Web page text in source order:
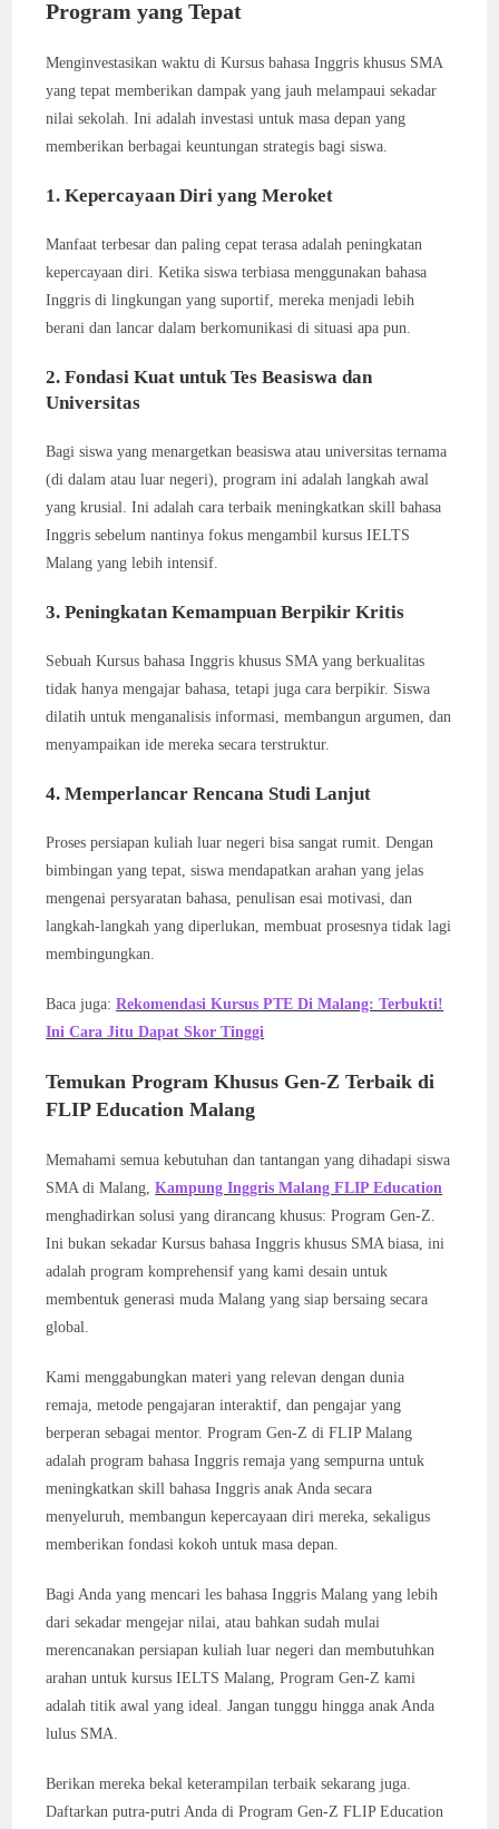
Program yang Tepat
Menginvestasikan waktu di Kursus bahasa Inggris khusus SMA
yang tepat memberikan dampak yang jauh melampaui sekadar
nilai sekolah. Ini adalah investasi untuk masa depan yang
memberikan berbagai keuntungan strategis bagi siswa.
1. Kepercayaan Diri yang Meroket
Manfaat terbesar dan paling cepat terasa adalah peningkatan
kepercayaan diri. Ketika siswa terbiasa menggunakan bahasa
Inggris di lingkungan yang suportif, mereka menjadi lebih
berani dan lancar dalam berkomunikasi di situasi apa pun.
2. Fondasi Kuat untuk Tes Beasiswa dan
Universitas
Bagi siswa yang menargetkan beasiswa atau universitas ternama
(di dalam atau luar negeri), program ini adalah langkah awal
yang krusial. Ini adalah cara terbaik meningkatkan skill bahasa
Inggris sebelum nantinya fokus mengambil kursus IELTS
Malang yang lebih intensif.
3. Peningkatan Kemampuan Berpikir Kritis
Sebuah Kursus bahasa Inggris khusus SMA yang berkualitas
tidak hanya mengajar bahasa, tetapi juga cara berpikir. Siswa
dilatih untuk menganalisis informasi, membangun argumen, dan
menyampaikan ide mereka secara terstruktur.
4. Memperlancar Rencana Studi Lanjut
Proses persiapan kuliah luar negeri bisa sangat rumit. Dengan
bimbingan yang tepat, siswa mendapatkan arahan yang jelas
mengenai persyaratan bahasa, penulisan esai motivasi, dan
langkah-langkah yang diperlukan, membuat prosesnya tidak lagi
membingungkan.
Baca juga:Rekomendasi Kursus PTE Di Malang: Terbukti!
Ini Cara Jitu Dapat Skor Tinggi
Temukan Program Khusus Gen-Z Terbaik di
FLIP Education Malang
Memahami semua kebutuhan dan tantangan yang dihadapi siswa
SMA di Malang,Kampung Inggris Malang FLIP Education
menghadirkan solusi yang dirancang khusus: Program Gen-Z.
Ini bukan sekadar Kursus bahasa Inggris khusus SMA biasa, ini
adalah program komprehensif yang kami desain untuk
membentuk generasi muda Malang yang siap bersaing secara
global.
Kami menggabungkan materi yang relevan dengan dunia
remaja, metode pengajaran interaktif, dan pengajar yang
berperan sebagai mentor. Program Gen-Z di FLIP Malang
adalah program bahasa Inggris remaja yang sempurna untuk
meningkatkan skill bahasa Inggris anak Anda secara
menyeluruh, membangun kepercayaan diri mereka, sekaligus
memberikan fondasi kokoh untuk masa depan.
Bagi Anda yang mencari les bahasa Inggris Malang yang lebih
dari sekadar mengejar nilai, atau bahkan sudah mulai
merencanakan persiapan kuliah luar negeri dan membutuhkan
arahan untuk kursus IELTS Malang, Program Gen-Z kami
adalah titik awal yang ideal. Jangan tunggu hingga anak Anda
lulus SMA.
Berikan mereka bekal keterampilan terbaik sekarang juga.
Daftarkan putra-putri Anda di Program Gen-Z FLIP Education